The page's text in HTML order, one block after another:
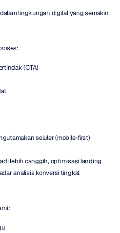
lingkungan digital yang semakin
(CTA)
seluler (mobile-first)
lebih canggih, optimisasi landing
analisis konversi tingkat